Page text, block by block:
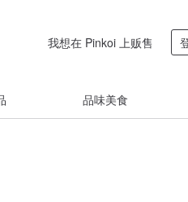
我想在 Pinkoi 上贩售
品味美食